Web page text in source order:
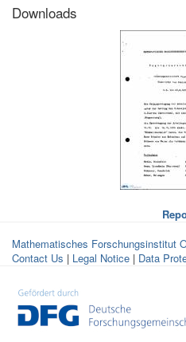
Downloads
Mathematisches Forschungsinstitut
Contact Us | Legal Notice | Data